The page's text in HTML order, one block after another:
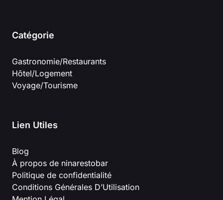
Catégorie
Gastronomie/Restaurants
Hôtel/Logement
Voyage/Tourisme
Lien Utiles
Blog
À propos de ninarestobar
Politique de confidentialité
Conditions Générales D’Utilisation